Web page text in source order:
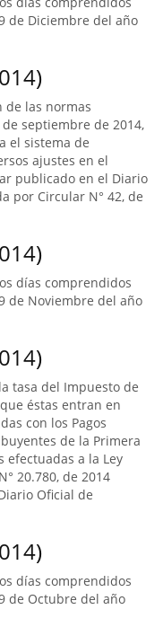
de Diciembre del año
de las normas
septiembre de 2014,
el sistema de
ajustes en el
publicado en el Diario
por Circular N° 42, de
días comprendidos
de Noviembre del año
tasa del Impuesto de
éstas entran en
con los Pagos
de la Primera
efectuadas a la Ley
20.780, de 2014
Oficial de
días comprendidos
de Octubre del año